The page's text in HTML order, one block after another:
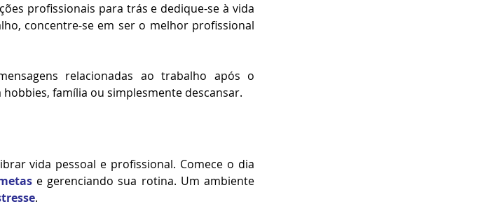
profissionais para trás e dedique-se à vida
concentre-se em ser o melhor profissional
relacionadas ao trabalho após o
família ou simplesmente descansar.
vida pessoal e profissional. Comece o dia
e gerenciando sua rotina. Um ambiente
.